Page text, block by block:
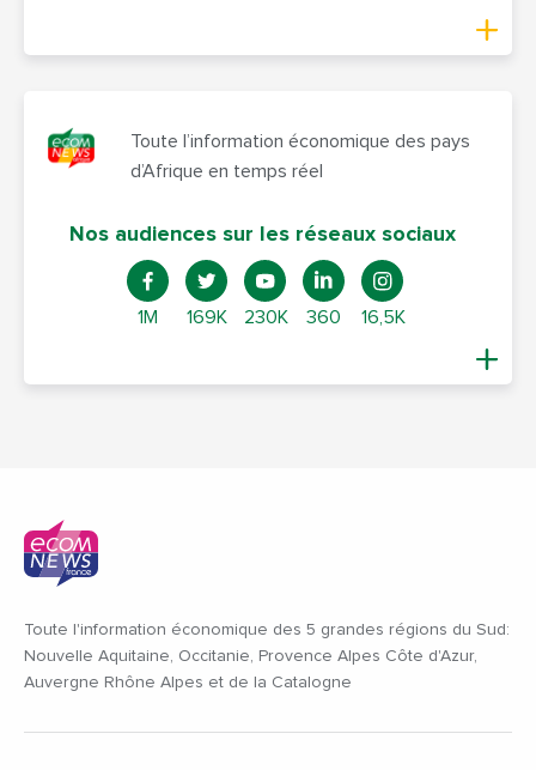
Toute l’information économique des pays
d’Afrique en temps réel
Nos audiences sur les réseaux sociaux
1M 169K 230K 360 16,5K
Toute l'information économique des 5 grandes régions du Sud:
Nouvelle Aquitaine, Occitanie, Provence Alpes Côte d'Azur,
Auvergne Rhône Alpes et de la Catalogne